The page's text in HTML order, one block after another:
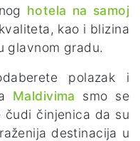
hotela na samoj
kao i blizina
glavnom gradu.
polazak i
Maldivima smo se
čudi činjenica da su
destinacija u